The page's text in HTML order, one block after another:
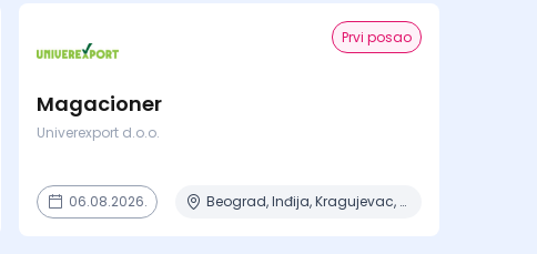
Prvi posao
Magacioner
Univerexport d.o.o.
06.08.2026. Beograd, Inđija, Kragujevac, Kruševac, Lazarevac + 9 mesta